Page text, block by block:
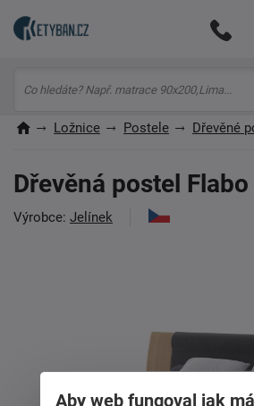
Ložnice Postele Dřevěné
Dřevěná postel Flabo
Výrobce: Jelínek
Aby web fungoval jak